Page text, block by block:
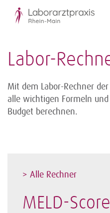
Labor-
Mit dem Labor-Rechner
alle wichtigen Formeln
Budget berechnen.
> Alle Rechner
MELD-Score